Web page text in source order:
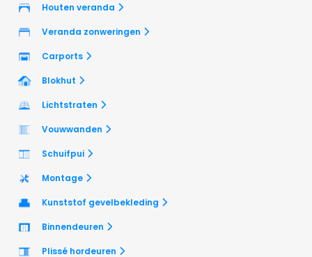
Houten veranda
Veranda zonweringen
Carports
Blokhut
Lichtstraten
Vouwwanden
Schuifpui
Montage
Kunststof gevelbekleding
Binnendeuren
Plissé hordeuren